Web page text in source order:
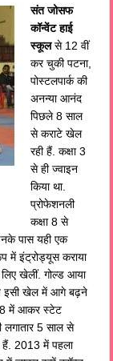
संत जोसफ
कॉन्वेंट हाई
स्कूलसे 12 वीं
कर चुकी पटना,
पोस्टलपार्क की
अनन्या आनंद
पिछले 8 साल
से कराटे खेल
रही हैं. कक्षा 3
से ही ज्वाइन
किया था.
प्रोफेशनली
कक्षा 8 से
पास यही एक
में इंट्रोड्यूस कराया
खेलीं. गोल्ड आया
इसी खेल में आगे बढ़ने
8 में आकर स्टेट
5 साल से
2013 में पहला